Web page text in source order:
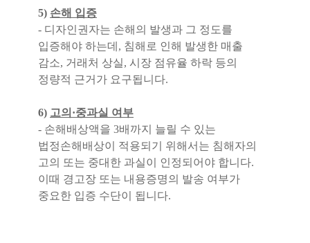
5) 손해 입증
- 디자인권자는 손해의 발생과 그 정도를
입증해야 하는데, 침해로 인해 발생한 매출
감소, 거래처 상실, 시장 점유율 하락 등의
정량적 근거가 요구됩니다.
6) 고의·중과실 여부
- 손해배상액을 3배까지 늘릴 수 있는
법정손해배상이 적용되기 위해서는 침해자의
고의 또는 중대한 과실이 인정되어야 합니다.
이때 경고장 또는 내용증명의 발송 여부가
중요한 입증 수단이 됩니다.